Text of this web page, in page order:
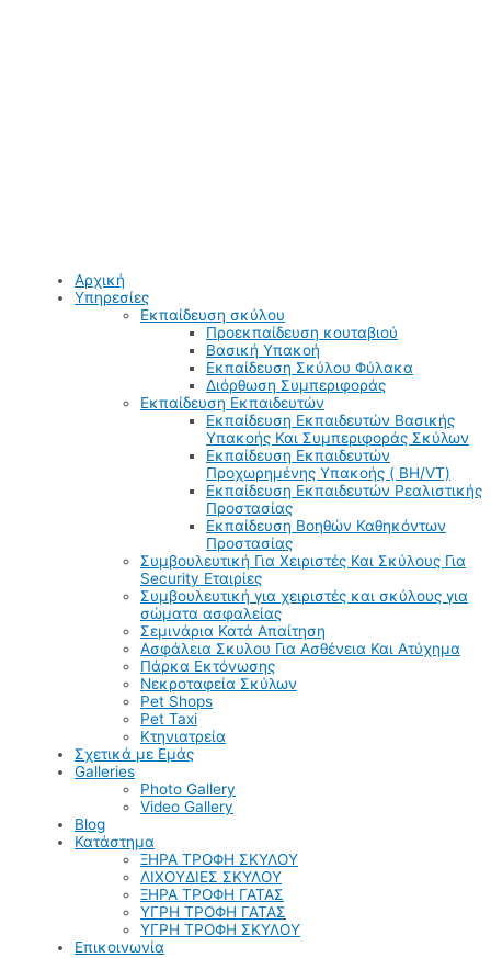
Αρχική
Υπηρεσίες
Εκπαίδευση σκύλου
Προεκπαίδευση κουταβιού
Βασική Υπακοή
Εκπαίδευση Σκύλου Φύλακα
Διόρθωση Συμπεριφοράς
Εκπαίδευση Εκπαιδευτών
Εκπαίδευση Εκπαιδευτών Βασικής
Υπακοής Και Συμπεριφοράς Σκύλων
Εκπαίδευση Εκπαιδευτών
Προχωρημένης Υπακοής ( BH/VT)
Εκπαίδευση Εκπαιδευτών Ρεαλιστικής
Προστασίας
Εκπαίδευση Βοηθών Καθηκόντων
Προστασίας
Συμβουλευτική Για Χειριστές Και Σκύλους Για
Security Εταιρίες
Συμβουλευτική για χειριστές και σκύλους για
σώματα ασφαλείας
Σεμινάρια Κατά Απαίτηση
Ασφάλεια Σκυλου Για Ασθένεια Και Ατύχημα
Πάρκα Εκτόνωσης
Νεκροταφεία Σκύλων
Pet Shops
Pet Taxi
Κτηνιατρεία
Σχετικά με Εμάς
Galleries
Photo Gallery
Video Gallery
Blog
Κατάστημα
ΞΗΡΑ ΤΡΟΦΗ ΣΚΥΛΟΥ
ΛΙΧΟΥΔΙΕΣ ΣΚΥΛΟΥ
ΞΗΡΑ ΤΡΟΦΗ ΓΑΤΑΣ
ΥΓΡΗ ΤΡΟΦΗ ΓΑΤΑΣ
ΥΓΡΗ ΤΡΟΦΗ ΣΚΥΛΟΥ
Επικοινωνία